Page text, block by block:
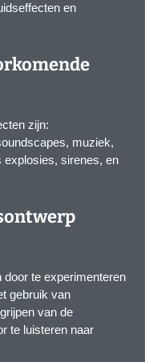
en
zijn:
muziek,
explosies, sirenes, en
te experimenteren
gebruik van
van de
te luisteren naar